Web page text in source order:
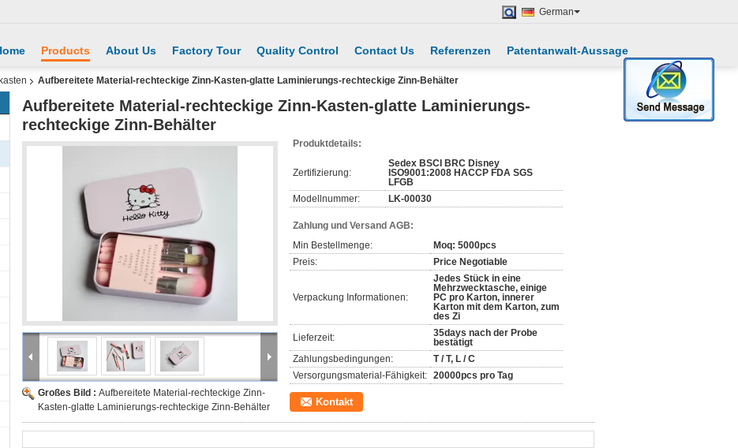
German
Products About Us Factory Tour Quality Control Contact Us Referenzen Patentanwalt-Aussage
Aufbereitete Material-rechteckige Zinn-Kasten-glatte Laminierungs-rechteckige Zinn-Behälter
Aufbereitete Material-rechteckige Zinn-Kasten-glatte Laminierungs-
rechteckige Zinn-Behälter
Großes Bild : Aufbereitete Material-rechteckige Zinn-
Kasten-glatte Laminierungs-rechteckige Zinn-Behälter
Produktdetails:
Zertifizierung:
Sedex BSCI BRC Disney
ISO9001:2008 HACCP FDA SGS
LFGB
Modellnummer:
LK-00030
Zahlung und Versand AGB:
Min Bestellmenge:
Moq: 5000pcs
Preis:
Price Negotiable
Verpackung Informationen:
Jedes Stück in eine
Mehrzwecktasche, einige
PC pro Karton, innerer
Karton mit dem Karton, zum
des Zi
Lieferzeit:
35days nach der Probe
bestätigt
Zahlungsbedingungen:
T / T, L / C
Versorgungsmaterial-Fähigkeit: 20000pcs pro Tag
Kontakt